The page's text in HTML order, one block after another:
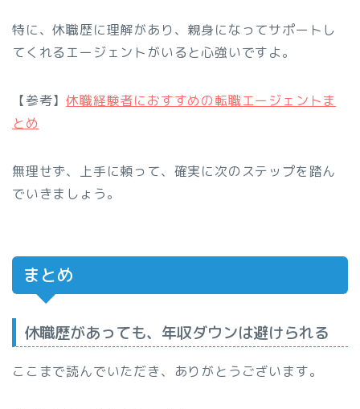
特に、休職歴に理解があり、親身になってサポートし
てくれるエージェントがいると心強いですよ。
【参考】休職経験者におすすめの転職エージェントま
とめ
無理せず、上手に頼って、確実に次のステップを踏ん
でいきましょう。
まとめ
休職歴があっても、年収ダウンは避けられる
ここまで読んでいただき、ありがとうございます。